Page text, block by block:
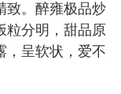
致。醉雍极品炒
粒分明，甜品原
，呈软状，爱不